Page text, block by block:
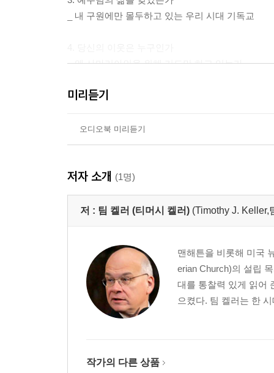
_ 내 구원에만 몰두하고 있는 우리 시대 기독교
_ 왜 사마리아인을 위해 기도만 하고 있는가
5. 사랑과 정의가 입 맞출 때, 관대한 정의가 이루어
_ 은혜 받은 사람만이 정의를 이룰 수 있다
6. 멍들어도 몸으로 살아 내라
8. 모두의 샬롬을 위해 낮은 자리로 가라
_ 하나님이 꿈꾸시는 세상을 향한 첫걸음을 내딛으
미리듣기
오디오북 미리듣기
저자 소개 (1명)
저 : 팀 켈러 (티머시 켈러) (Timothy J. Keller,
맨해튼을 비롯해 미국
erian Church)의 설립
대를 통찰력 있게 읽어
으켰다. 팀 켈러는 한
작가의 다른 상품